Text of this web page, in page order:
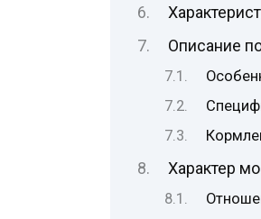
Описание
Характер